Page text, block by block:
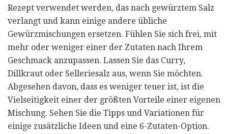
Rezept verwendet werden, das nach gewürztem Salz
verlangt und kann einige andere übliche
Gewürzmischungen ersetzen. Fühlen Sie sich frei, mit
mehr oder weniger einer der Zutaten nach Ihrem
Geschmack anzupassen. Lassen Sie das Curry,
Dillkraut oder Selleriesalz aus, wenn Sie möchten.
Abgesehen davon, dass es weniger teuer ist, ist die
Vielseitigkeit einer der größten Vorteile einer eigenen
Mischung. Sehen Sie die Tipps und Variationen für
einige zusätzliche Ideen und eine 6-Zutaten-Option.